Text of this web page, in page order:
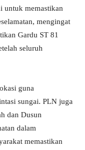
untuk memastikan
mengingat
Gardu ST 81
seluruh
guna
sungai. PLN juga
dan Dusun
dalam
memastikan